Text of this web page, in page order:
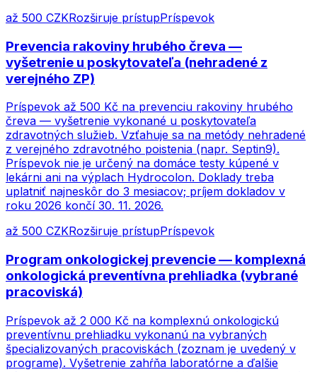
až 500 CZKRozširuje prístupPríspevok
Prevencia rakoviny hrubého čreva —
vyšetrenie u poskytovateľa (nehradené z
verejného ZP)
Príspevok až 500 Kč na prevenciu rakoviny hrubého
čreva — vyšetrenie vykonané u poskytovateľa
zdravotných služieb. Vzťahuje sa na metódy nehradené
z verejného zdravotného poistenia (napr. Septin9).
Príspevok nie je určený na domáce testy kúpené v
lekárni ani na výplach Hydrocolon. Doklady treba
uplatniť najneskôr do 3 mesiacov; príjem dokladov v
roku 2026 končí 30. 11. 2026.
až 500 CZKRozširuje prístupPríspevok
Program onkologickej prevencie — komplexná
onkologická preventívna prehliadka (vybrané
pracoviská)
Príspevok až 2 000 Kč na komplexnú onkologickú
preventívnu prehliadku vykonanú na vybraných
špecializovaných pracoviskách (zoznam je uvedený v
programe). Vyšetrenie zahŕňa laboratórne a ďalšie